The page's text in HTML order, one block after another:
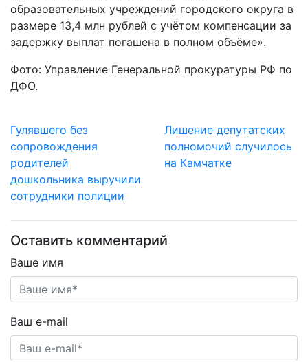
образовательных учреждений городского округа в
размере 13,4 млн рублей с учётом компенсации за
задержку выплат погашена в полном объёме».
Фото: Управление Генеральной прокуратуры РФ по
ДФО.
Гулявшего без
сопровождения
родителей
дошкольника выручили
сотрудники полиции
Лишение депутатских
полномочий случилось
на Камчатке
Оставить комментарий
Ваше имя
Ваш e-mail